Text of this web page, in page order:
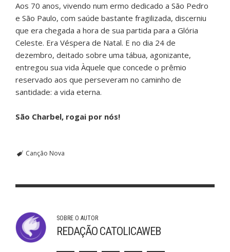
Aos 70 anos, vivendo num ermo dedicado a São Pedro
e São Paulo, com saúde bastante fragilizada, discerniu
que era chegada a hora de sua partida para a Glória
Celeste. Era Véspera de Natal. E no dia 24 de
dezembro, deitado sobre uma tábua, agonizante,
entregou sua vida Àquele que concede o prêmio
reservado aos que perseveram no caminho de
santidade: a vida eterna.
São Charbel, rogai por nós!
Canção Nova
SOBRE O AUTOR
REDAÇÃO CATOLICAWEB